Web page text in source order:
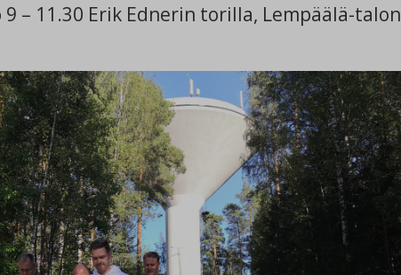
– 11.30 Erik Ednerin torilla, Lempäälä-talon